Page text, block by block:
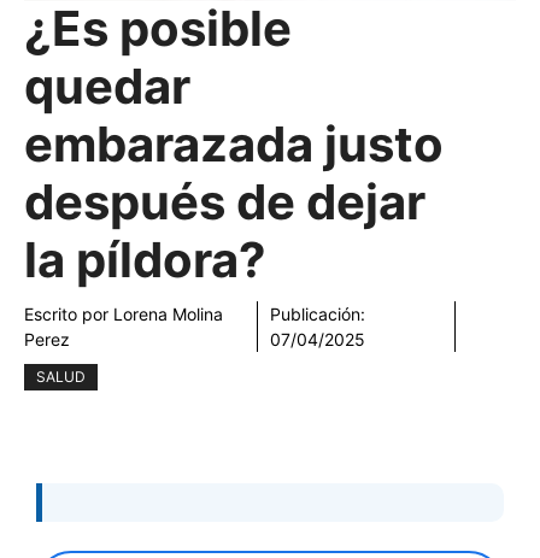
¿Es posible
quedar
embarazada justo
después de dejar
la píldora?
Escrito por Lorena Molina
Perez
Publicación:
07/04/2025
SALUD